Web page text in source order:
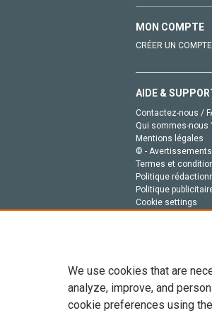
MON COMPTE
CRÉER UN COMPTE
AIDE &
Contactez-nous /
Qui sommes-nous
Mentions légales
© - Avertissements
Termes et
Politique
Politique
Cookie settings
Tout le contenu de
We use cookies that are
analyze, improve, and
cookie preferences using the